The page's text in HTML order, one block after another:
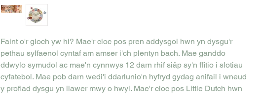
Faint o'r gloch yw hi? Mae'r cloc pos pren addysgol hwn yn dysgu'r
pethau sylfaenol cyntaf am amser i'ch plentyn bach. Mae ganddo
ddwylo symudol ac mae'n cynnwys 12 darn rhif siâp sy'n ffitio i slotiau
cyfatebol. Mae pob darn wedi'i ddarlunio'n hyfryd gydag anifail i wneud
y profiad dysgu yn llawer mwy o hwyl. Mae'r cloc pos Little Dutch hwn